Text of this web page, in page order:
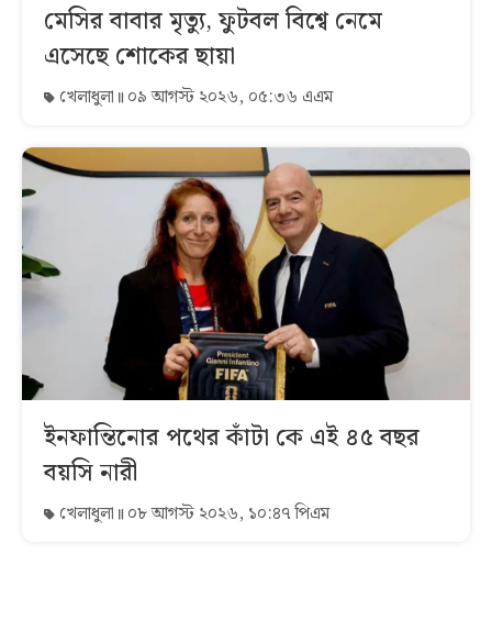
মেসির বাবার মৃত্যু, ফুটবল বিশ্বে নেমে
এসেছে শোকের ছায়া
খেলাধুলা ০৯ আগস্ট ২০২৬, ০৫:৩৬ এএম
ইনফান্তিনোর পথের কাঁটা কে এই ৪৫ বছর
বয়সি নারী
খেলাধুলা ০৮ আগস্ট ২০২৬, ১০:৪৭ পিএম